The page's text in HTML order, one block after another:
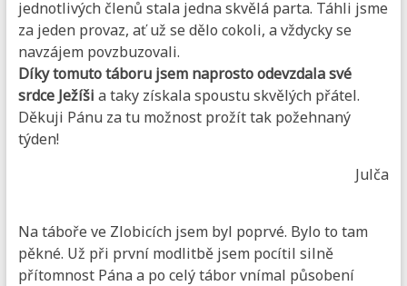
jednotlivých členů stala jedna skvělá parta. Táhli jsme
za jeden provaz, ať už se dělo cokoli, a vždycky se
navzájem povzbuzovali.
Díky tomuto táboru jsem naprosto odevzdala své
srdce Ježíši a taky získala spoustu skvělých přátel.
Děkuji Pánu za tu možnost prožít tak požehnaný
týden!
Julča
Na táboře ve Zlobicích jsem byl poprvé. Bylo to tam
pěkné. Už při první modlitbě jsem pocítil silně
přítomnost Pána a po celý tábor vnímal působení